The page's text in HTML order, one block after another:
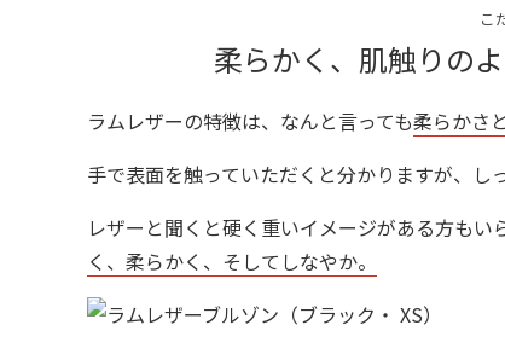
こ
柔らかく、肌触りの
ラムレザーの特徴は、なんと言っても柔らかさ
手で表面を触っていただくと分かりますが、し
レザーと聞くと硬く重いイメージがある方もい
く、柔らかく、そしてしなやか。